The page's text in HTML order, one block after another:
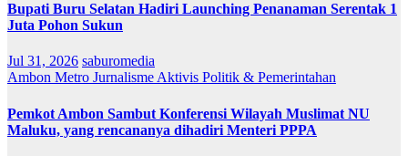
Bupati Buru Selatan Hadiri Launching Penanaman Serentak 1
Juta Pohon Sukun
Jul 31, 2026 saburomedia
Ambon Metro Jurnalisme Aktivis Politik & Pemerintahan
Pemkot Ambon Sambut Konferensi Wilayah Muslimat NU
Maluku, yang rencananya dihadiri Menteri PPPA